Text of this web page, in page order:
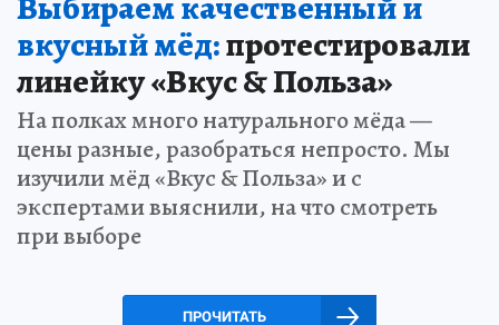
вкусный мёд:протестировали
линейку «Вкус & Польза»
На полках много натурального мёда —
цены разные, разобраться непросто. Мы
изучили мёд «Вкус & Польза» и с
экспертами выяснили, на что смотреть
при выборе
ПРОЧИТАТЬ